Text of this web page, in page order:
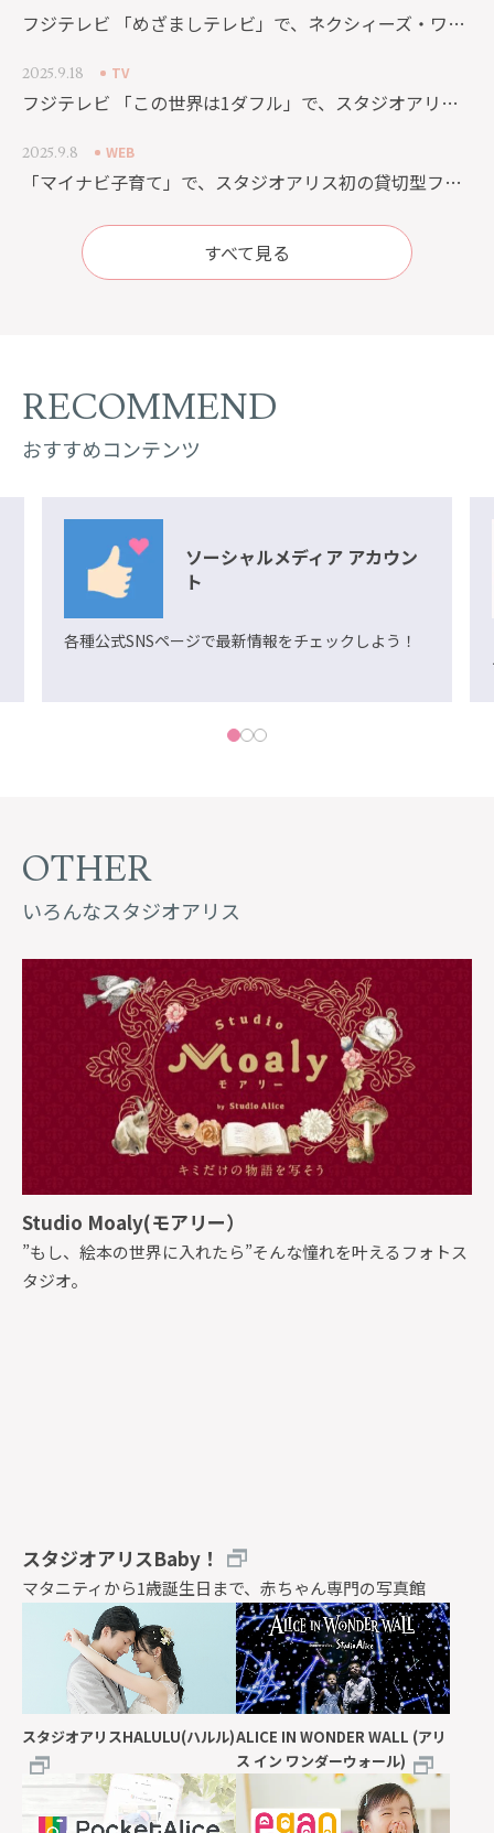
フジテレビ 「めざましテレビ」で、ネクシィーズ・ワンダーウォールと共同でプロデュースした日本初の「3D ホログラム×セルフスタジオ」「ALICE IN WONDER WALL」が紹介されました。
2025.9.18 TV
フジテレビ 「この世界は1ダフル」で、スタジオアリスの「スゴ技」が紹介されました。
2025.9.8 WEB
「マイナビ子育て」で、スタジオアリス初の貸切型フォトスタジオ「Studio Moaly」が紹介されました。
すべて見る
RECOMMEND
おすすめコンテンツ
ソーシャルメディア アカウン
ト
各種公式SNSページで最新情報をチェックしよう！
OTHER
いろんなスタジオアリス
Studio Moaly(モアリー）
”もし、絵本の世界に入れたら”そんな憧れを叶えるフォトス
タジオ。
スタジオアリスBaby！
マタニティから1歳誕生日まで、赤ちゃん専門の写真館
スタジオアリスHALULU(ハルル)ALICE IN WONDER WALL (アリ
ス イン ワンダーウォール)